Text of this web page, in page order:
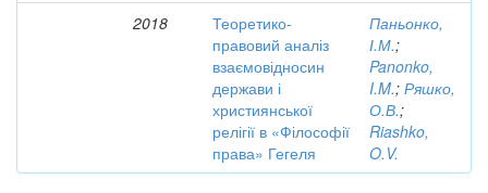
2018
Теоретико-
правовий аналіз
взаємовідносин
держави і
християнської
релігії в «Філософії
права» Гегеля
Паньонко,
І.М.;
Panonko,
I.M.; Ряшко,
О.В.;
Riashko,
O.V.